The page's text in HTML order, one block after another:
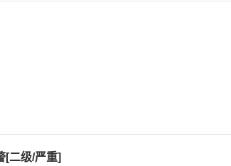
[二级/严重]